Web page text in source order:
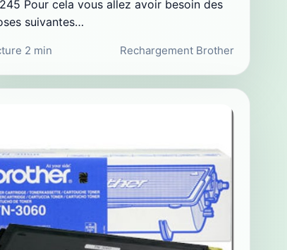
Pour cela vous allez avoir besoin des
suivantes…
2 min Rechargement Brother